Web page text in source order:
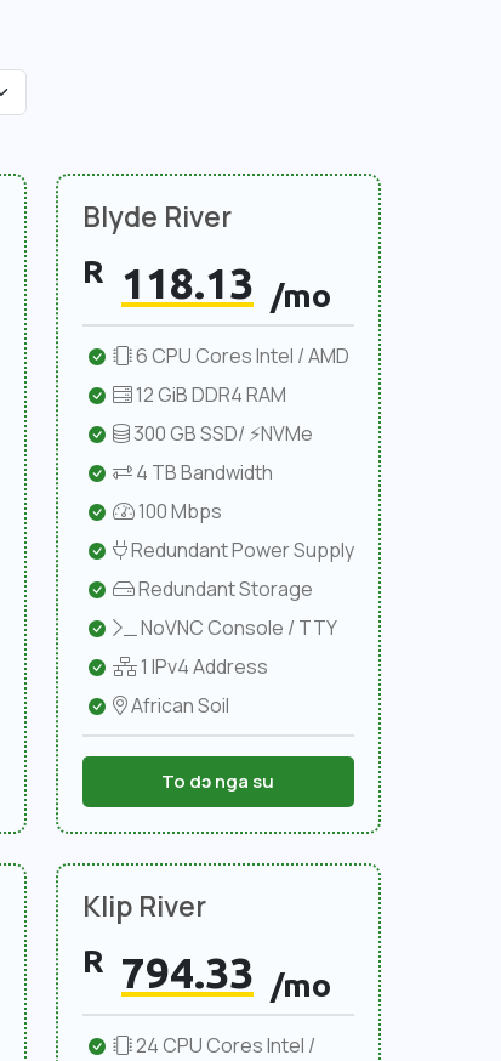
Blyde River
R 118.13 /mo
6 CPU Cores Intel / AMD
12 GiB DDR4 RAM
300 GB SSD/ ⚡NVMe
4 TB Bandwidth
100 Mbps
Redundant Power Supply
Redundant Storage
NoVNC Console / TTY
1 IPv4 Address
African Soil
To dɔ nga su
Klip River
R 794.33 /mo
24 CPU Cores Intel /